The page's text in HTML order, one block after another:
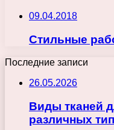
09.04.2018
Стильные
Последние записи
26.05.2026
Виды тканей
различных